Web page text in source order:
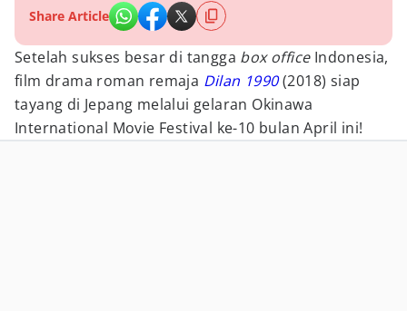
Share Article
Setelah sukses besar di tangga box office Indonesia,
film drama roman remaja Dilan 1990 (2018) siap
tayang di Jepang melalui gelaran Okinawa
International Movie Festival ke-10 bulan April ini!